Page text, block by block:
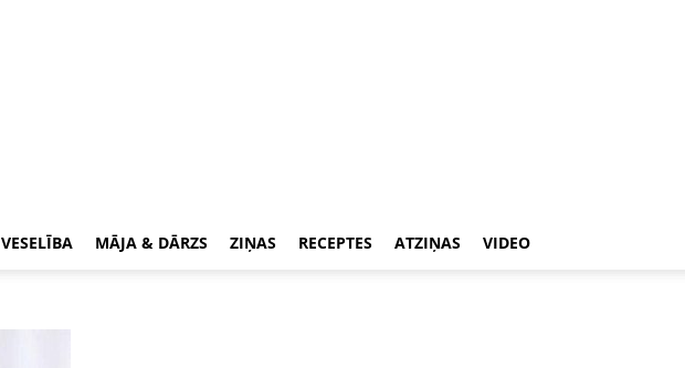
VESELĪBA MĀJA & DĀRZS ZIŅAS RECEPTES ATZIŅAS VIDEO